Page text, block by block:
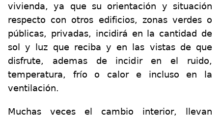
vivienda, ya que su orientación y situación
respecto con otros edificios, zonas verdes o
públicas, privadas, incidirá en la cantidad de
sol y luz que reciba y en las vistas de que
disfrute, ademas de incidir en el ruido,
temperatura, frío o calor e incluso en la
ventilación.
Muchas veces el cambio interior, llevan